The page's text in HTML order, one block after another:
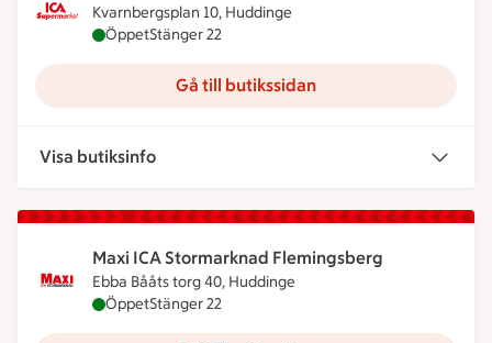
Kvarnbergsplan 10, Huddinge
ICA Supermarket Kvarnen, Huddinge är öppen
ÖppetStänger 22
Gå till butikssidan
Visa butiksinfo
Maxi ICA Stormarknad Flemingsberg
Ebba Bååts torg 40, Huddinge
Maxi ICA Stormarknad Flemingsberg är öppen
ÖppetStänger 22